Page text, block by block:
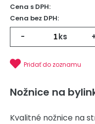
Cena s DPH:
Cena bez DPH:
- ks
Pridať do zoznamu
Nožnice na
Kvalitné nožnice na